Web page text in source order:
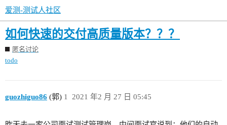
爱测-测试人社区
如何快速的交付高质量版本？？？
匿名讨论
todo
guozhiguo86 (郭) 2021 年2 月 27 日 05:45
1